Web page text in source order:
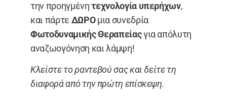
την προηγμένητεχνολογία υπερήχων,
και πάρτε ΔΩΡΟμια συνεδρία
Φωτοδυναμικής Θεραπείαςγια απόλυτη
αναζωογόνηση και λάμψη!
Κλείστε το ραντεβού σας και δείτε τη
διαφορά από την πρώτη επίσκεψη.